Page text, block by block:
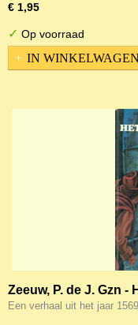
€ 1,95
✓ Op voorraad
IN WINKELWAGEN
Zeeuw, P. de J. Gzn -
Een verhaal uit het jaar